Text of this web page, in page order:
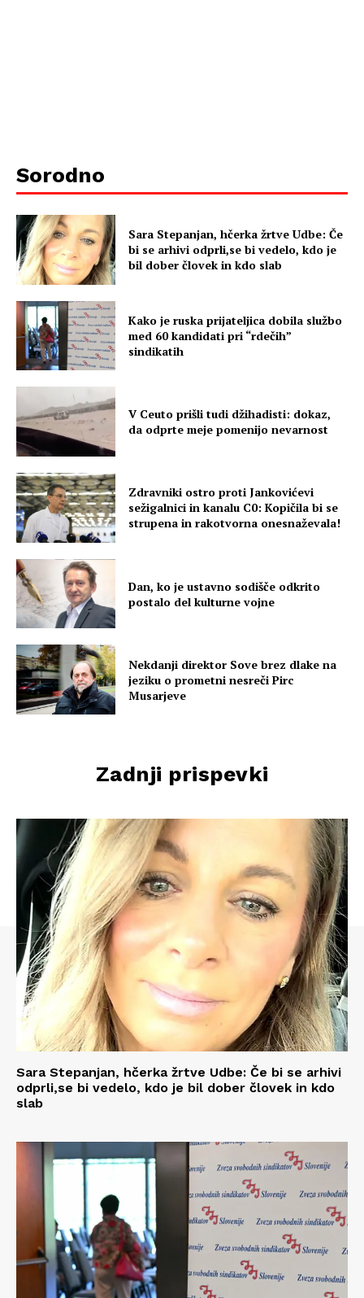
Sorodno
Sara Stepanjan, hčerka žrtve Udbe: Če
bi se arhivi odprli,se bi vedelo, kdo je
bil dober človek in kdo slab
Kako je ruska prijateljica dobila službo
med 60 kandidati pri “rdečih”
sindikatih
V Ceuto prišli tudi džihadisti: dokaz,
da odprte meje pomenijo nevarnost
Zdravniki ostro proti Jankovićevi
sežigalnici in kanalu C0: Kopičila bi se
strupena in rakotvorna onesnaževala!
Dan, ko je ustavno sodišče odkrito
postalo del kulturne vojne
Nekdanji direktor Sove brez dlake na
jeziku o prometni nesreči Pirc
Musarjeve
Zadnji prispevki
Sara Stepanjan, hčerka žrtve Udbe: Če bi se arhivi
odprli,se bi vedelo, kdo je bil dober človek in kdo
slab